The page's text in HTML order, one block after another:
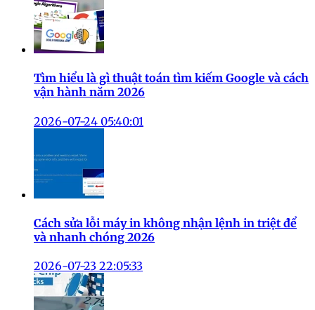
Tìm hiểu là gì thuật toán tìm kiếm Google và cách
vận hành năm 2026
2026-07-24 05:40:01
Cách sửa lỗi máy in không nhận lệnh in triệt để
và nhanh chóng 2026
2026-07-23 22:05:33